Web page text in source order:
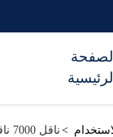
الصفحة
الرئيسية
ناقل 7000 ناقل 5000 أجزاء >